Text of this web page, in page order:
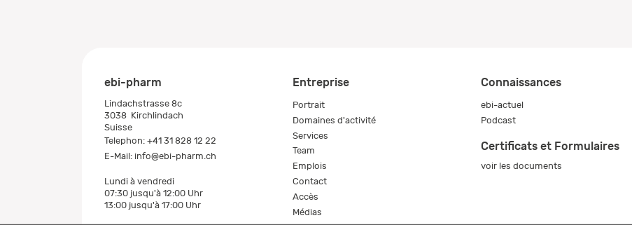
ebi-pharm
Lindachstrasse 8c
3038 Kirchlindach
Suisse
Telephon: +41 31 828 12 22
E-Mail: info@ebi-pharm.ch
Lundi à vendredi
07:30 jusqu'à 12:00 Uhr
13:00 jusqu'à 17:00 Uhr
Entreprise
Portrait
Domaines d'activité
Services
Team
Emplois
Contact
Accès
Médias
Connaissances
ebi-actuel
Podcast
Certificats et Formulaires
voir les documents